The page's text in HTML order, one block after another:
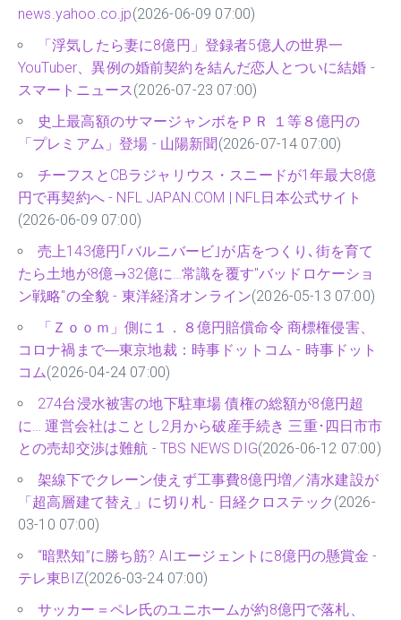
news.yahoo.co.jp(2026-06-09 07:00)
「浮気したら妻に8億円」登録者5億人の世界一
YouTuber、異例の婚前契約を結んだ恋人とついに結婚 -
スマートニュース(2026-07-23 07:00)
史上最高額のサマージャンボをＰＲ １等８億円の
「プレミアム」登場 - 山陽新聞 (2026-07-14 07:00)
チーフスとCBラジャリウス・スニードが1年最大8億
円で再契約へ - NFL JAPAN.COM | NFL日本公式サイト
(2026-06-09 07:00)
売上143億円｢バルニバービ｣が店をつくり､街を育て
たら土地が8億→32億に…常識を覆す"バッドロケーショ
ン戦略"の全貌 - 東洋経済オンライン(2026-05-13 07:00)
「Ｚｏｏｍ」側に１．８億円賠償命令 商標権侵害、
コロナ禍まで―東京地裁：時事ドットコム - 時事ドット
コム(2026-04-24 07:00)
274台浸水被害の地下駐車場 債権の総額が8億円超
に… 運営会社はことし2月から破産手続き 三重･四日市市
との売却交渉は難航 - TBS NEWS DIG(2026-06-12 07:00)
架線下でクレーン使えず工事費8億円増／清水建設が
「超高層建て替え」に切り札 - 日経クロステック (2026-
03-10 07:00)
“暗黙知”に勝ち筋? AIエージェントに8億円の懸賞金 -
テレ東BIZ(2026-03-24 07:00)
サッカー＝ペレ氏のユニホームが約8億円で落札、